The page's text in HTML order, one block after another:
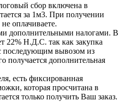
сбор включена в
за 1м3. При получении
оплачиваете.
дополнительными налогами. В
22% Н.Д.С. так как закупка
последующим вывозом из
получается дополнительная
есть фиксированная
которая просчитана в
только получить Ваш заказ.